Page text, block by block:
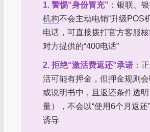
1. 警惕“身份冒充” ：银联、
机构不会主动电销“升级POS
电话，可直接拨打官方客服
对方提供的“400电话”
2. 拒绝“激活费返还”承诺 ：
活可能有押金，但押金规则
或说明书中，且返还条件透
量），不会以“使用6个月返还
诱导